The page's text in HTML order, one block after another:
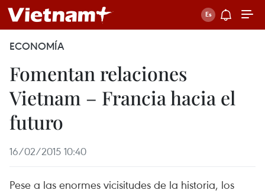
ECONOMÍA
Fomentan relaciones
Vietnam – Francia hacia el
futuro
16/02/2015 10:40
Pese a las enormes vicisitudes de la historia, los